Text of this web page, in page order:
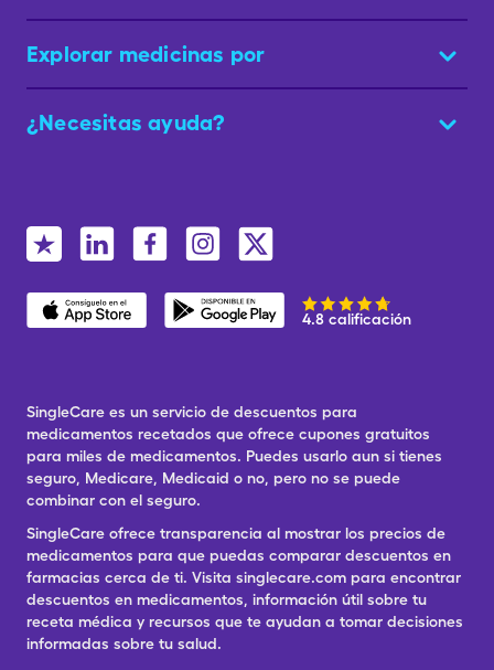
Explorar medicinas por
¿Necesitas ayuda?
4.8 calificación
SingleCare es un servicio de descuentos para
medicamentos recetados que ofrece cupones gratuitos
para miles de medicamentos. Puedes usarlo aun si tienes
seguro, Medicare, Medicaid o no, pero no se puede
combinar con el seguro.
SingleCare ofrece transparencia al mostrar los precios de
medicamentos para que puedas comparar descuentos en
farmacias cerca de ti. Visita singlecare.com para encontrar
descuentos en medicamentos, información útil sobre tu
receta médica y recursos que te ayudan a tomar decisiones
informadas sobre tu salud.